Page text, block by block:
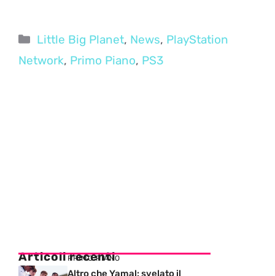
Categorie
Little Big Planet, News, PlayStation
Network, Primo Piano, PS3
Articoli recenti
PRIMO PIANO
Altro che Yamal: svelato il